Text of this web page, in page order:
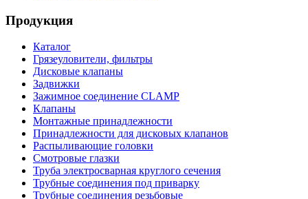
Продукция
Каталог
Грязеуловители, фильтры
Дисковые клапаны
Задвижки
Зажимное соединение CLAMP
Клапаны
Монтажные принадлежности
Принадлежности для дисковых клапанов
Распыливающие головки
Смотровые глазки
Труба электросварная круглого сечения
Трубные соединения под приварку
Трубные соединения резьбовые